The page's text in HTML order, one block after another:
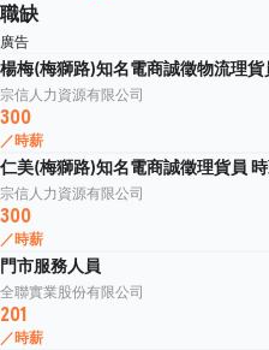
職缺
廣告
楊梅(梅獅路)知名電商誠徵物流理
宗信人力資源有限公司
300
／時薪
仁美(梅獅路)知名電商誠徵理貨員
宗信人力資源有限公司
300
／時薪
門市服務人員
全聯實業股份有限公司
201
／時薪